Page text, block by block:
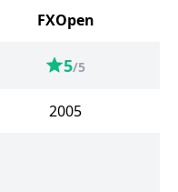
FXOpen
5/5
2005